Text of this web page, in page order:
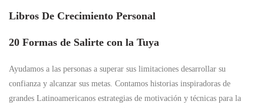
Libros De Crecimiento Personal
20 Formas de Salirte con la Tuya
Ayudamos a las personas a superar sus limitaciones desarrollar su
confianza y alcanzar sus metas. Contamos historias inspiradoras de
grandes Latinoamericanos estrategias de motivación y técnicas para la